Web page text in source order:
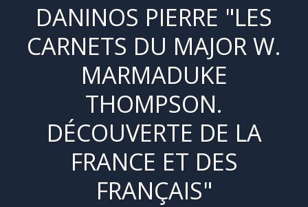
DANINOS PIERRE "LES
CARNETS DU MAJOR W.
MARMADUKE
THOMPSON.
DÉCOUVERTE DE LA
FRANCE ET DES
FRANÇAIS"